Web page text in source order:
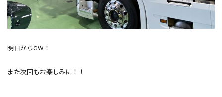
明日からGW！
また次回もお楽しみに！！